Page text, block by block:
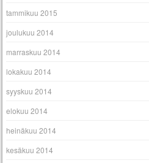
tammikuu 2015
joulukuu 2014
marraskuu 2014
lokakuu 2014
syyskuu 2014
elokuu 2014
heinäkuu 2014
kesäkuu 2014